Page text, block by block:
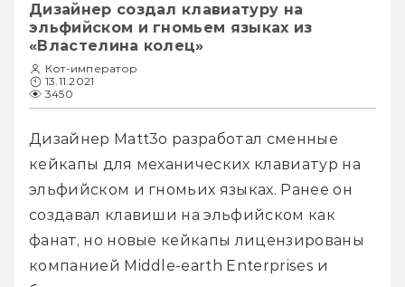
Дизайнер создал клавиатуру на
эльфийском и гномьем языках из
«Властелина колец»
Кот-император
13.11.2021
3450
Дизайнер Matt3o разработал сменные
кейкапы для механических клавиатур на
эльфийском и гномьих языках. Ранее он
создавал клавиши на эльфийском как
фанат, но новые кейкапы лицензированы
компанией Middle-earth Enterprises и